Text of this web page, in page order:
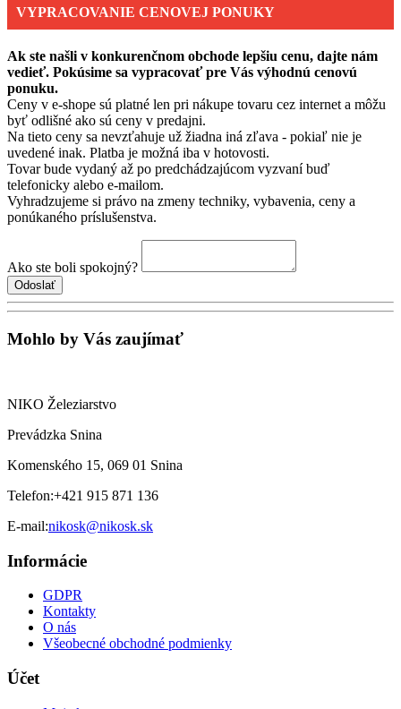
VYPRACOVANIE CENOVEJ PONUKY
Ak ste našli v konkurenčnom obchode lepšiu cenu, dajte nám
vedieť. Pokúsime sa vypracovať pre Vás výhodnú cenovú
ponuku.
Ceny v e-shope sú platné len pri nákupe tovaru cez internet a môžu
byť odlišné ako sú ceny v predajni.
Na tieto ceny sa nevzťahuje už žiadna iná zľava - pokiaľ nie je
uvedené inak. Platba je možná iba v hotovosti.
Tovar bude vydaný až po predchádzajúcom vyzvaní buď
telefonicky alebo e-mailom.
Vyhradzujeme si právo na zmeny techniky, vybavenia, ceny a
ponúkaného príslušenstva.
Ako ste boli spokojný?
Mohlo by Vás zaujímať
NIKO Železiarstvo
Prevádzka Snina
Komenského 15, 069 01 Snina
Telefon:+421 915 871 136
E-mail:nikosk@nikosk.sk
Informácie
GDPR
Kontakty
O nás
Všeobecné obchodné podmienky
Účet